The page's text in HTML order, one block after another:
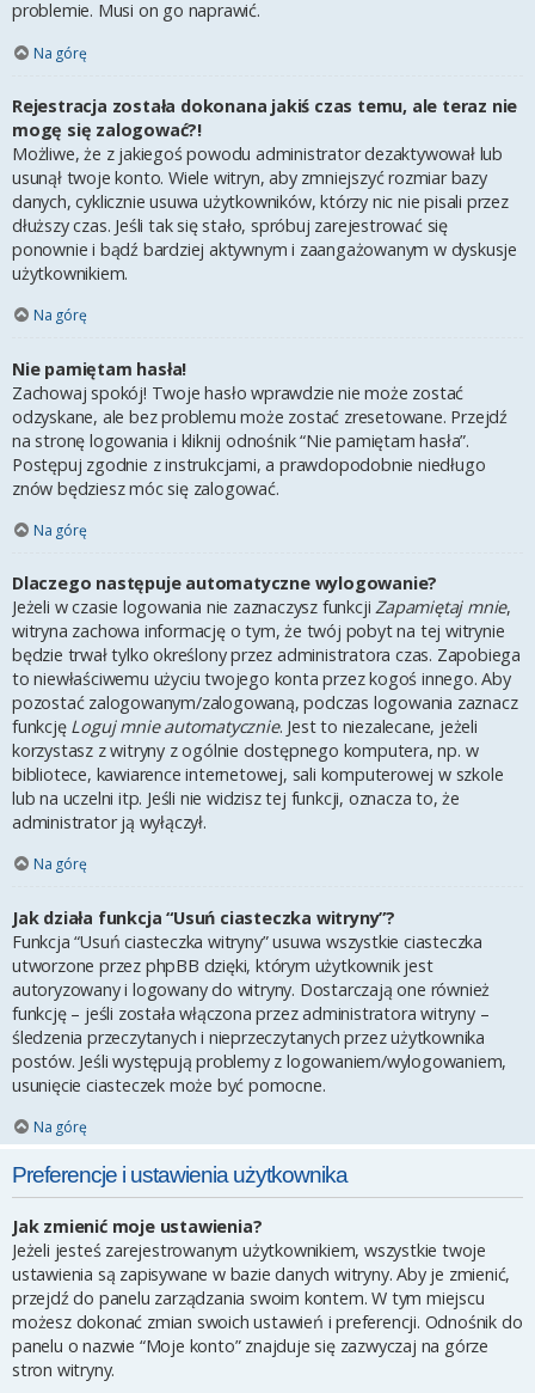
problemie. Musi on go naprawić.
Na górę
Rejestracja została dokonana jakiś czas temu, ale teraz nie
mogę się zalogować?!
Możliwe, że z jakiegoś powodu administrator dezaktywował lub
usunął twoje konto. Wiele witryn, aby zmniejszyć rozmiar bazy
danych, cyklicznie usuwa użytkowników, którzy nic nie pisali przez
dłuższy czas. Jeśli tak się stało, spróbuj zarejestrować się
ponownie i bądź bardziej aktywnym i zaangażowanym w dyskusje
użytkownikiem.
Na górę
Nie pamiętam hasła!
Zachowaj spokój! Twoje hasło wprawdzie nie może zostać
odzyskane, ale bez problemu może zostać zresetowane. Przejdź
na stronę logowania i kliknij odnośnik “Nie pamiętam hasła”.
Postępuj zgodnie z instrukcjami, a prawdopodobnie niedługo
znów będziesz móc się zalogować.
Na górę
Dlaczego następuje automatyczne wylogowanie?
Jeżeli w czasie logowania nie zaznaczysz funkcjiZapamiętaj mnie,
witryna zachowa informację o tym, że twój pobyt na tej witrynie
będzie trwał tylko określony przez administratora czas. Zapobiega
to niewłaściwemu użyciu twojego konta przez kogoś innego. Aby
pozostać zalogowanym/zalogowaną, podczas logowania zaznacz
funkcję Loguj mnie automatycznie. Jest to niezalecane, jeżeli
korzystasz z witryny z ogólnie dostępnego komputera, np. w
bibliotece, kawiarence internetowej, sali komputerowej w szkole
lub na uczelni itp. Jeśli nie widzisz tej funkcji, oznacza to, że
administrator ją wyłączył.
Na górę
Jak działa funkcja “Usuń ciasteczka witryny”?
Funkcja “Usuń ciasteczka witryny” usuwa wszystkie ciasteczka
utworzone przez phpBB dzięki, którym użytkownik jest
autoryzowany i logowany do witryny. Dostarczają one również
funkcję – jeśli została włączona przez administratora witryny –
śledzenia przeczytanych i nieprzeczytanych przez użytkownika
postów. Jeśli występują problemy z logowaniem/wylogowaniem,
usunięcie ciasteczek może być pomocne.
Na górę
Preferencje i ustawienia użytkownika
Jak zmienić moje ustawienia?
Jeżeli jesteś zarejestrowanym użytkownikiem, wszystkie twoje
ustawienia są zapisywane w bazie danych witryny. Aby je zmienić,
przejdź do panelu zarządzania swoim kontem. W tym miejscu
możesz dokonać zmian swoich ustawień i preferencji. Odnośnik do
panelu o nazwie “Moje konto” znajduje się zazwyczaj na górze
stron witryny.